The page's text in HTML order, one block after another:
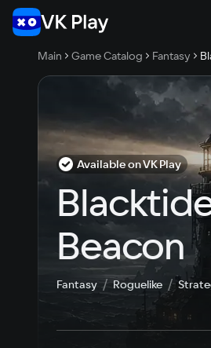
Main Game Catalog Fantasy
Available on VK Play
Beacon
Fantasy Roguelike